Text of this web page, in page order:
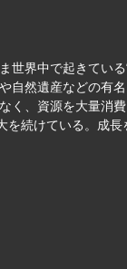
界中で起きてい
自然遺産などの
く、資源を大量
続けている。成